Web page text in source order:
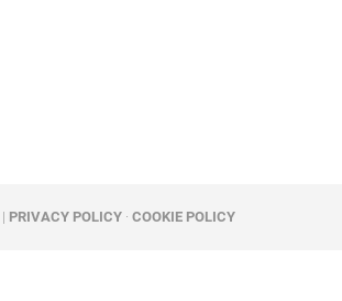
PRIVACY POLICY · COOKIE POLICY